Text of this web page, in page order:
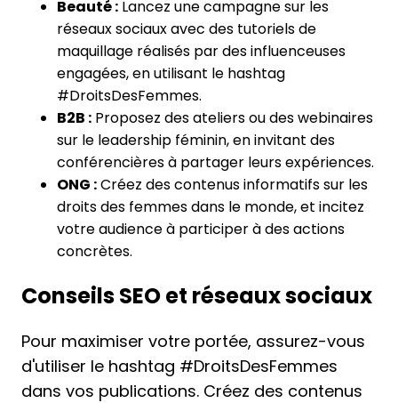
Beauté : Lancez une campagne sur les
réseaux sociaux avec des tutoriels de
maquillage réalisés par des influenceuses
engagées, en utilisant le hashtag
#DroitsDesFemmes.
B2B : Proposez des ateliers ou des webinaires
sur le leadership féminin, en invitant des
conférencières à partager leurs expériences.
ONG :Créez des contenus informatifs sur les
droits des femmes dans le monde, et incitez
votre audience à participer à des actions
concrètes.
Conseils SEO et réseaux sociaux
Pour maximiser votre portée, assurez-vous
d'utiliser le hashtag #DroitsDesFemmes
dans vos publications. Créez des contenus